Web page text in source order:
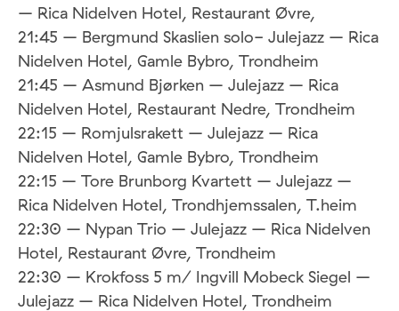
– Rica Nidelven Hotel, Restaurant Øvre,
21:45 – Bergmund Skaslien solo- Julejazz – Rica
Nidelven Hotel, Gamle Bybro, Trondheim
21:45 – Asmund Bjørken – Julejazz – Rica
Nidelven Hotel, Restaurant Nedre, Trondheim
22:15 – Romjulsrakett – Julejazz – Rica
Nidelven Hotel, Gamle Bybro, Trondheim
22:15 – Tore Brunborg Kvartett – Julejazz –
Rica Nidelven Hotel, Trondhjemssalen, T.heim
22:30 – Nypan Trio – Julejazz – Rica Nidelven
Hotel, Restaurant Øvre, Trondheim
22:30 – Krokfoss 5 m/ Ingvill Mobeck Siegel –
Julejazz – Rica Nidelven Hotel, Trondheim